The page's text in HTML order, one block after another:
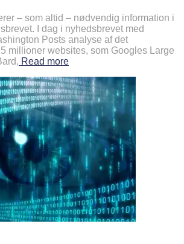
– som altid – nødvendig information i
I dag i nyhedsbrevet med
Posts analyse af det
millioner websites, som Googles Large
Read more